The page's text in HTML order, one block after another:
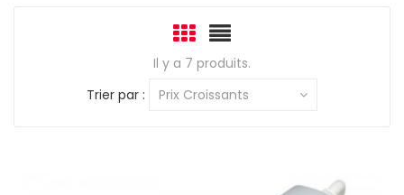
Il y a 7 produits.
Trier par :
Prix Croissants